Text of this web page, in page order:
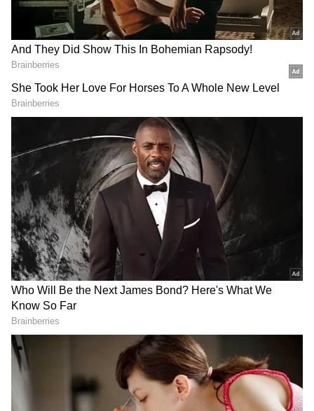
2
Image Credit :Instagram
బాల్కనీ నుంచి సముద్రపు దృశ్యాలు
మాస్టర్ బెడ్‌రూమ్ ఆమెకు విశ్రాంతి తీసుకునే ప్రదేశం
మాత్రమే కాదు, వెల్నెస్ స్పేస్ కూడా. చెక్కతో చేసిన ఫర్నిచర్,
తెలుపు రంగు ఫోర్-పోస్టర్ బెడ్, అలంకరణ వస్తువులు
గదికి వెచ్చదనాన్ని ఇస్తాయి. ఈ గదిలోనే వర్క్‌స్పేస్, వాక్-
ఇన్ క్లోసెట్ కూడా ఉన్నాయి. సుస్మిత తన ఫిట్‌నెస్ కోసం ఈ
గదిని కూడా ఉపయోగిస్తుంది. ఈ గదికి ఉన్న బాల్కనీ నుంచి
సముద్రపు దృశ్యాలు అద్భుతంగా కనిపిస్తాయి.